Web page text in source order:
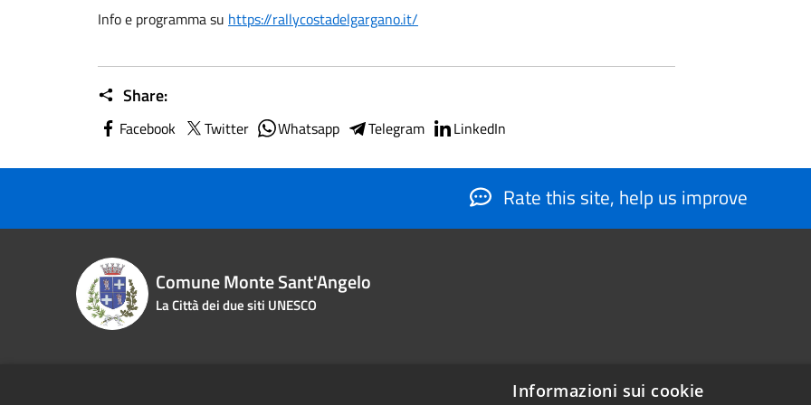
Info e programma su https://rallycostadelgargano.it/
Share:
Facebook Twitter Whatsapp Telegram LinkedIn
Rate this site, help us improve
Comune Monte Sant'Angelo
La Città dei due siti UNESCO
Informazioni sui cookie